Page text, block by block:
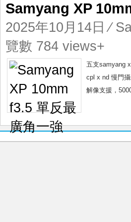
XP
f3.5
反
最
一
Samyang XP
2025年10月14日 ⁄
覽數 784 views+
五支samyang
cpl x nd 慢門
解像支援，